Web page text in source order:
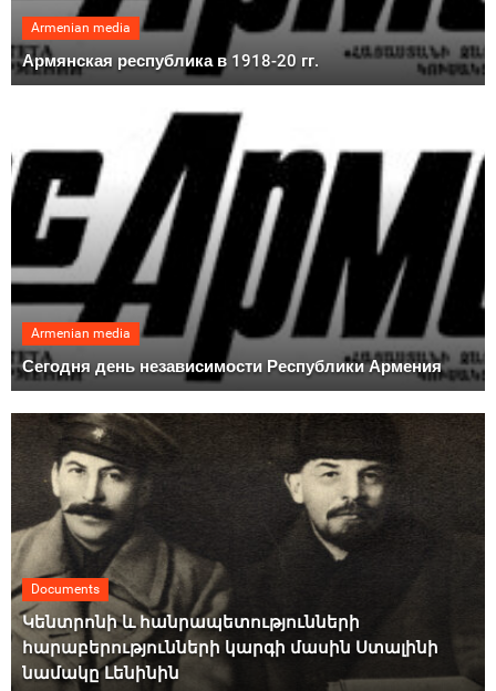
Armenian media
Армянская республика в 1918-20 гг.
Armenian media
Сегодня день независимости Республики Армения
Documents
Կենտրոնի և հանրապետությունների
հարաբերությունների կարգի մասին Ստալինի
նամակը Լենինին